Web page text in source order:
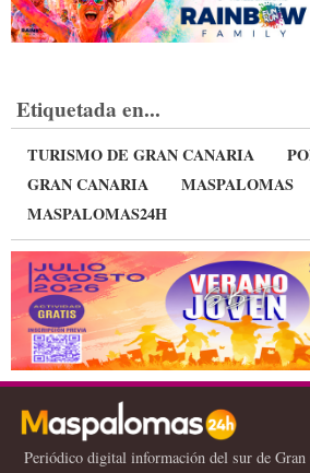
Etiquetada en...
TURISMO DE GRAN CANARIA
GRAN CANARIA
MASPALOMAS
MASPALOMAS24H
Periódico digital información del sur de Gran